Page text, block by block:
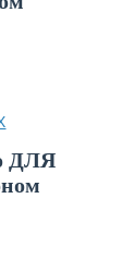
ДЛЯ